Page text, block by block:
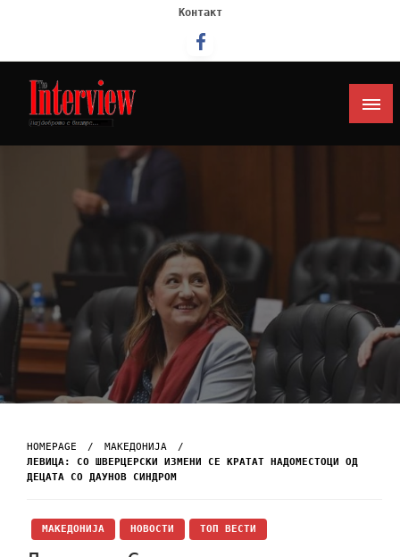
Контакт
Интервју
HOMEPAGE
МАКЕДОНИЈА
ЛЕВИЦА: СО ШВЕРЦЕРСКИ ИЗМЕНИ СЕ КРАТАТ НАДОМЕСТОЦИ ОД
ДЕЦАТА СО ДАУНОВ СИНДРОМ
МАКЕДОНИЈА НОВОСТИ ТОП ВЕСТИ